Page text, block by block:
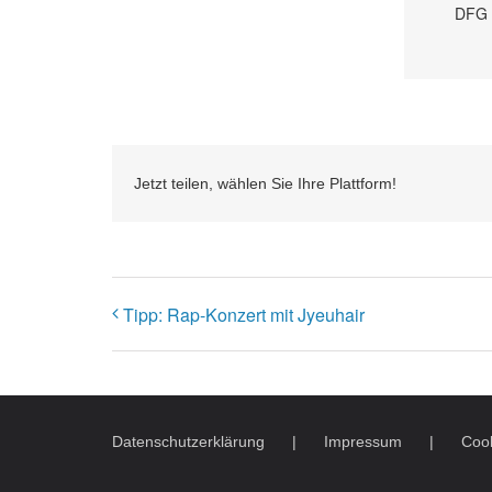
DFG
Jetzt teilen, wählen Sie Ihre Plattform!
Tipp: Rap-Konzert mit Jyeuhair
Datenschutzerklärung Impressum